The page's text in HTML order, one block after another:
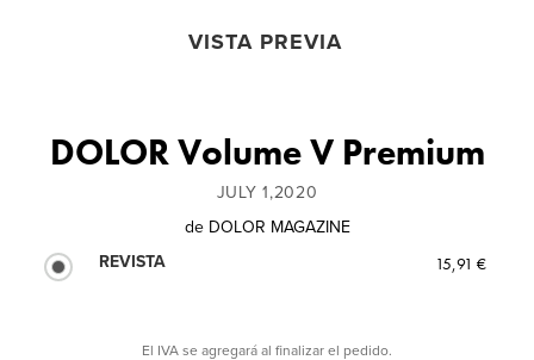
VISTA PREVIA
DOLOR Volume V Premium
JULY 1,2020
de DOLOR MAGAZINE
REVISTA
15,91 €
El IVA se agregará al finalizar el pedido.